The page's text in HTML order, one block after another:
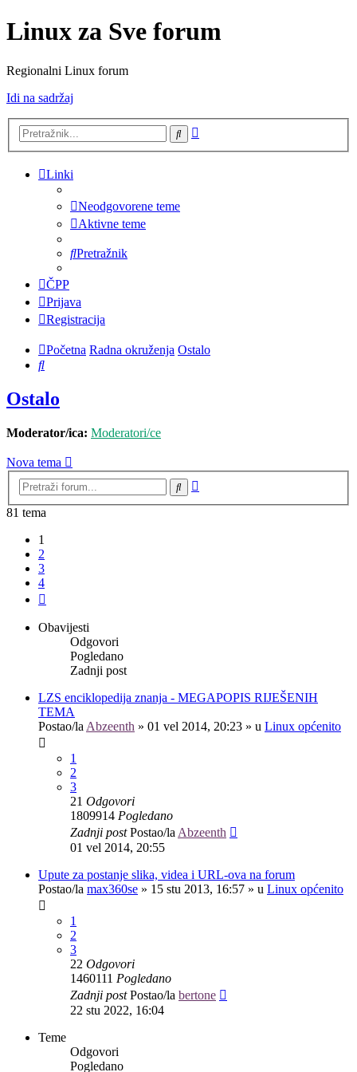
Linux za Sve forum
Regionalni Linux forum
Idi na sadržaj
Pretražnik
Linki
Neodgovorene teme
Aktivne teme
Pretražnik
ČPP
Prijava
Registracija
Početna Radna okruženja Ostalo
Pretražnik
Ostalo
Moderator/ica: Moderatori/ce
Nova tema
Pretražnik
81 tema
1
2
3
4
Obavijesti
Odgovori
Pogledano
Zadnji post
LZS enciklopedija znanja - MEGAPOPIS RIJEŠENIH
TEMA
Postao/la Abzeenth » 01 vel 2014, 20:23 » u Linux općenito
1
2
3
21 Odgovori
1809914 Pogledano
Zadnji postPostao/la Abzeenth
01 vel 2014, 20:55
Upute za postanje slika, videa i URL-ova na forum
Postao/la max360se » 15 stu 2013, 16:57 » u Linux općenito
1
2
3
22 Odgovori
1460111 Pogledano
Zadnji postPostao/la bertone
22 stu 2022, 16:04
Teme
Odgovori
Pogledano